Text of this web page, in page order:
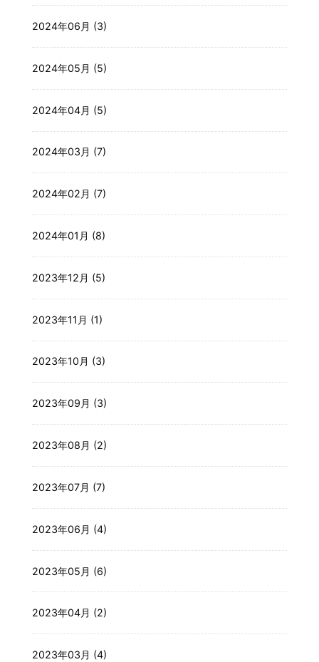
2024年06月 (3)
2024年05月 (5)
2024年04月 (5)
2024年03月 (7)
2024年02月 (7)
2024年01月 (8)
2023年12月 (5)
2023年11月 (1)
2023年10月 (3)
2023年09月 (3)
2023年08月 (2)
2023年07月 (7)
2023年06月 (4)
2023年05月 (6)
2023年04月 (2)
2023年03月 (4)